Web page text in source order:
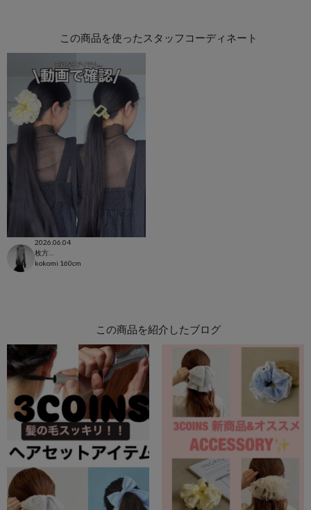
この商品を使ったスタッフコーディネート
2026.06.04
kokomi 160cm
この商品を紹介したブログ